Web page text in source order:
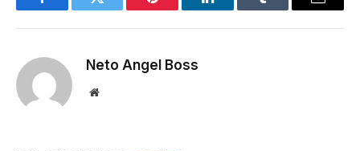
FacebookTwitter Pinterest LinkedInTumblr
E-
Neto Angel Boss
Site